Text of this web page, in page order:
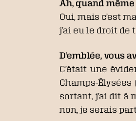
Ah, quand même
Oui, mais c’est
j’ai eu le droit de
D’emblée, vous
C’était une
Champs-
sortant, j’ai dit à
non, je serais